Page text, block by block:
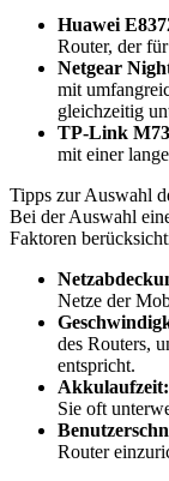
Huawei
Router, der
Netgear
mit
gleichzeitig
TP-Link
mit einer
Tipps zur Auswahl
Bei der Auswahl
Faktoren
Netze der
des Routers,
entspricht.
Akkulaufzeit:
Sie oft
Router